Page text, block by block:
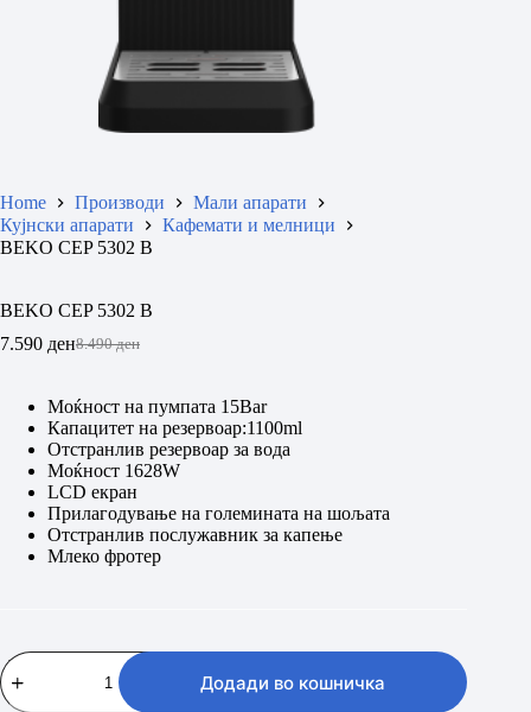
Home Производи
Мали апарати
Кујнски апарати
Кафемати и мелници
BEKO CEP 5302 B
BEKO CEP 5302 B
8.490ден
Original
was:
8.490 ден.
7.590 денCurrent
is:
7.590 ден.
Моќност на пумпата 15Bar
Капацитет на резервоар:1100ml
Отстранлив резервоар за вода
Моќност 1628W
LCD екран
Прилагодување на големината на шољата
Отстранлив послужавник за капење
Млеко фротер
BEKO
CEP
5302
Додади во кошничка